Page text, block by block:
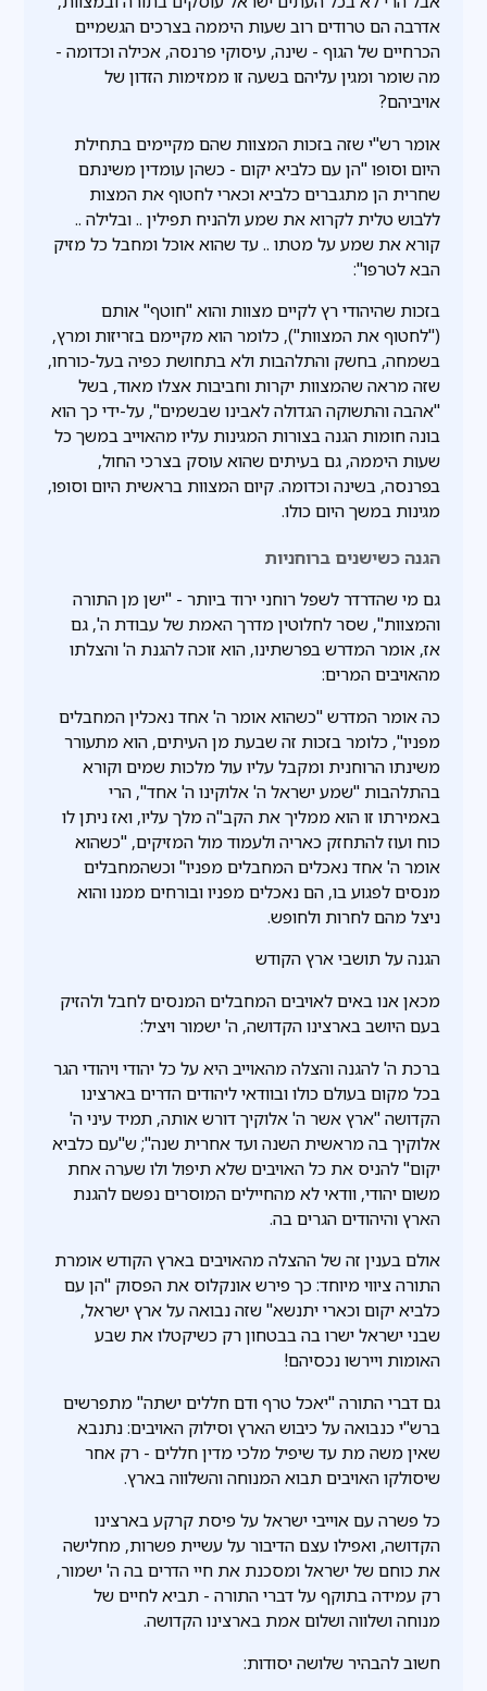
אדרבה הם טרודים רוב שעות היממה בצרכים הגשמיים
הכרחיים של הגוף - שינה, עיסוקי פרנסה, אכילה וכדומה -
מה שומר ומגין עליהם בשעה זו ממזימות הזדון של
אויביהם?
אומר רש"י שזה בזכות המצוות שהם מקיימים בתחילת
היום וסופו "הן עם כלביא יקום - כשהן עומדין משינתם
שחרית הן מתגברים כלביא וכארי לחטוף את המצות
ללבוש טלית לקרוא את שמע ולהניח תפילין .. ובלילה ..
קורא את שמע על מטתו .. עד שהוא אוכל ומחבל כל מזיק
הבא לטרפו":
בזכות שהיהודי רץ לקיים מצוות והוא "חוטף" אותם
("לחטוף את המצוות"), כלומר הוא מקיימם בזריזות ומרץ,
בשמחה, בחשק והתלהבות ולא בתחושת כפיה בעל-כורחו,
שזה מראה שהמצוות יקרות וחביבות אצלו מאוד, בשל
"אהבה והתשוקה הגדולה לאבינו שבשמים", על-ידי כך הוא
בונה חומות הגנה בצורות המגינות עליו מהאוייב במשך כל
שעות היממה, גם בעיתים שהוא עוסק בצרכי החול,
בפרנסה, בשינה וכדומה. קיום המצוות בראשית היום וסופו,
מגינות במשך היום כולו.
הגנה כשישנים ברוחניות
גם מי שהדרדר לשפל רוחני ירוד ביותר - "ישן מן התורה
והמצוות", שסר לחלוטין מדרך האמת של עבודת ה', גם
אז, אומר המדרש בפרשתינו, הוא זוכה להגנת ה' והצלתו
מהאויבים המרים:
כה אומר המדרש "כשהוא אומר ה' אחד נאכלין המחבלים
מפניו", כלומר בזכות זה שבעת מן העיתים, הוא מתעורר
משינתו הרוחנית ומקבל עליו עול מלכות שמים וקורא
בהתלהבות "שמע ישראל ה' אלוקינו ה' אחד", הרי
באמירתו זו הוא ממליך את הקב"ה מלך עליו, ואז ניתן לו
כוח ועוז להתחזק כאריה ולעמוד מול המזיקים, "כשהוא
אומר ה' אחד נאכלים המחבלים מפניו" וכשהמחבלים
מנסים לפגוע בו, הם נאכלים מפניו ובורחים ממנו והוא
ניצל מהם לחרות ולחופש.
הגנה על תושבי ארץ הקודש
מכאן אנו באים לאויבים המחבלים המנסים לחבל ולהזיק
בעם היושב בארצינו הקדושה, ה' ישמור ויציל:
ברכת ה' להגנה והצלה מהאוייב היא על כל יהודי ויהודי הגר
בכל מקום בעולם כולו ובוודאי ליהודים הדרים בארצינו
הקדושה "ארץ אשר ה' אלוקיך דורש אותה, תמיד עיני ה'
אלוקיך בה מראשית השנה ועד אחרית שנה"; ש"עם כלביא
יקום" להניס את כל האויבים שלא תיפול ולו שערה אחת
משום יהודי, וודאי לא מהחיילים המוסרים נפשם להגנת
הארץ והיהודים הגרים בה.
אולם בענין זה של ההצלה מהאויבים בארץ הקודש אומרת
התורה ציווי מיוחד: כך פירש אונקלוס את הפסוק "הן עם
כלביא יקום וכארי יתנשא" שזה נבואה על ארץ ישראל,
שבני ישראל ישרו בה בבטחון רק כשיקטלו את שבע
האומות ויירשו נכסיהם!
גם דברי התורה "יאכל טרף ודם חללים ישתה" מתפרשים
ברש"י כנבואה על כיבוש הארץ וסילוק האויבים: נתנבא
שאין משה מת עד שיפיל מלכי מדין חללים - רק אחר
שיסולקו האויבים תבוא המנוחה והשלווה בארץ.
כל פשרה עם אוייבי ישראל על פיסת קרקע בארצינו
הקדושה, ואפילו עצם הדיבור על עשיית פשרות, מחלישה
את כוחם של ישראל ומסכנת את חיי הדרים בה ה' ישמור,
רק עמידה בתוקף על דברי התורה - תביא לחיים של
מנוחה ושלווה ושלום אמת בארצינו הקדושה.
חשוב להבהיר שלושה יסודות: